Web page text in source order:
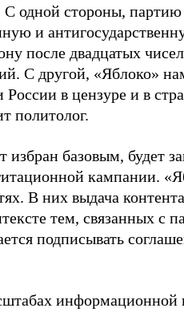
одной стороны,
и
после двадцатых
С другой, «Яблоко»
в цензуре и в
политолог.
базовым, будет
кампании.
В них выдача
тем, связанных с
подписывать
информационной